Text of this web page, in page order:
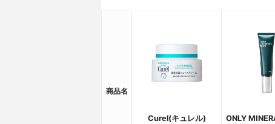
商品名
Curel(キュレル)
ONLY